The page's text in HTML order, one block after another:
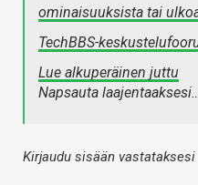
ominaisuuksista tai
TechBBS-
Lue alkuperäinen juttu
Napsauta laajentaaksesi…
Kirjaudu sisään vastataksesi